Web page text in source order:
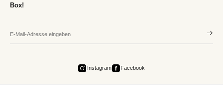
Box!
Instagram Facebook